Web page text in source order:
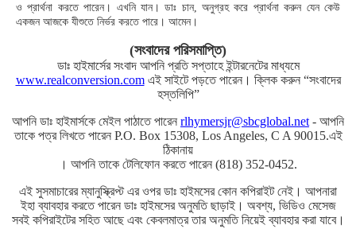
ও প্রার্থনা করতে পারেন। এখনি যান। ডাঃ চান, অনুগ্রহ করে প্রার্থনা করুন যেন কেউ
একজন আজকে যীশুতে নির্ভর করতে পারে। আমেন।
(সংবাদের পরিসমাপ্তি)
ডাঃ হাইমার্সের সংবাদ আপনি প্রতি সপ্তাহে ইন্টারনেটের মাধ্যমে
www.realconversion.comএই সাইটে পড়তে পারেন। ক্লিক করুন “সংবাদের
হস্তলিপি”
আপনি ডাঃ হাইমার্সকে মেইল পাঠাতে পারেন rlhymersjr@sbcglobal.net - আপনি
তাকে পত্র লিখতে পারেন P.O. Box 15308, Los Angeles, C A 90015.এই
ঠিকানায়
। আপনি তাকে টেলিফোন করতে পারেন (818) 352-0452.
এই সুসমাচারের ম্যানুস্ক্রিপ্ট এর ওপর ডাঃ হাইমসের কোন কপিরাইট নেই। আপনারা
ইহা ব্যাবহার করতে পারেন ডাঃ হাইমসের অনুমতি ছাড়াই। অবশ্য, ভিডিও মেসেজ
সবই কপিরাইটের সহিত আছে এবং কেবলমাত্র তার অনুমতি নিয়েই ব্যাবহার করা যাবে।